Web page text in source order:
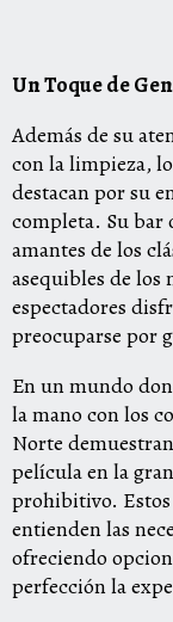
Un Toque de
Además de su
con la limpieza,
destacan por su
completa. Su bar
amantes de los
asequibles de los
espectadores
preocuparse por
En un mundo
la mano con los
Norte
película en la
prohibitivo.
entienden las
ofreciendo
perfección la